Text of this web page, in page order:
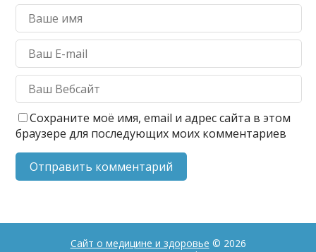
Сохраните моё имя, email и адрес сайта в этом
браузере для последующих моих комментариев
Сайт о медицине и здоровье © 2026